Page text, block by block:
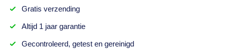
Gratis verzending
Altijd 1 jaargarantie
Gecontroleerd, getesten gereinigd